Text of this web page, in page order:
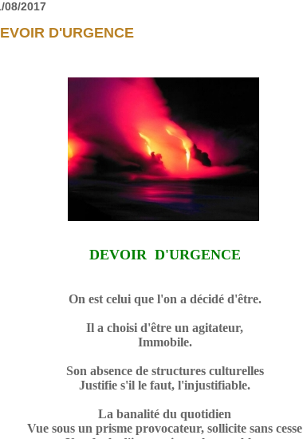
08/2017
D'URGENCE
DEVOIR D'URGENCE
On est celui que l'on a décidé d'être.
Il a choisi d'être un agitateur,
Immobile.
Son absence de structures culturelles
Justifie s'il le faut, l'injustifiable.
La banalité du quotidien
Vue sous un prisme provocateur, sollicite sans cesse